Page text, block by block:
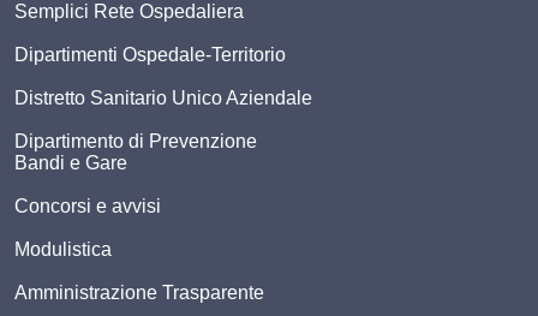
Semplici Rete Ospedaliera
Dipartimenti Ospedale-Territorio
Distretto Sanitario Unico Aziendale
Dipartimento di Prevenzione
Bandi e Gare
Concorsi e avvisi
Modulistica
Amministrazione Trasparente